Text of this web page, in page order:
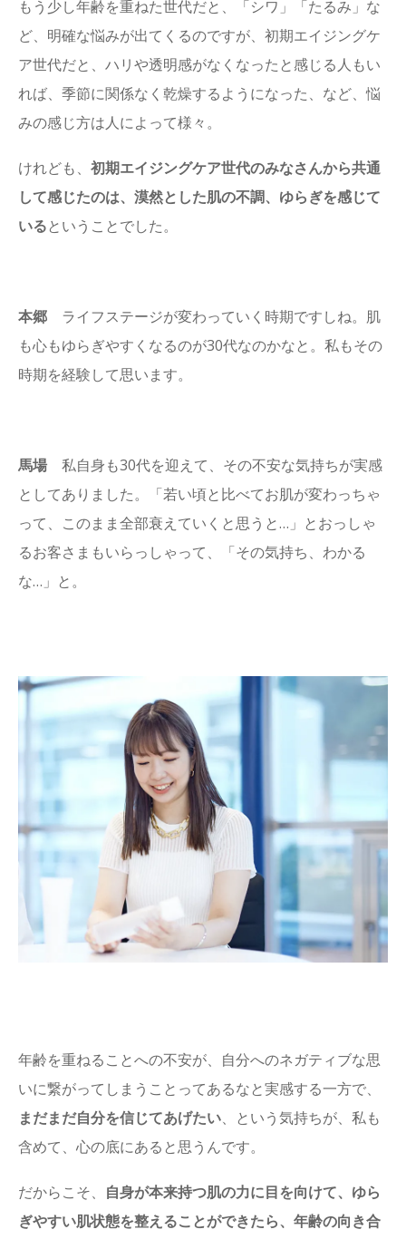
もう少し年齢を重ねた世代だと、「シワ」「たるみ」な
ど、明確な悩みが出てくるのですが、初期エイジングケ
ア世代だと、ハリや透明感がなくなったと感じる人もい
れば、季節に関係なく乾燥するようになった、など、悩
みの感じ方は人によって様々。
けれども、 初期エイジングケア世代のみなさんから共通
して感じたのは、漠然とした肌の不調、ゆらぎを感じて
いるということでした。
本郷 ライフステージが変わっていく時期ですしね。肌
も心もゆらぎやすくなるのが30代なのかなと。私もその
時期を経験して思います。
馬場 私自身も30代を迎えて、その不安な気持ちが実感
としてありました。「若い頃と比べてお肌が変わっちゃ
って、このまま全部衰えていくと思うと…」とおっしゃ
るお客さまもいらっしゃって、「その気持ち、わかる
な…」と。
年齢を重ねることへの不安が、自分へのネガティブな思
いに繋がってしまうことってあるなと実感する一方で、
まだまだ自分を信じてあげたい、という気持ちが、私も
含めて、心の底にあると思うんです。
だからこそ、 自身が本来持つ肌の力に目を向けて、ゆら
ぎやすい肌状態を整えることができたら、年齢の向き合